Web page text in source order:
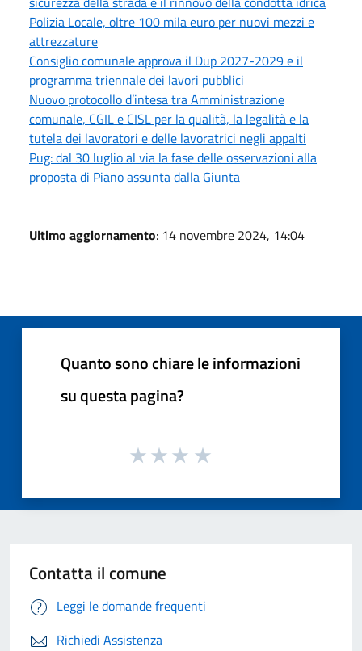
Polizia Locale, oltre 100 mila euro per nuovi mezzi e
attrezzature
Consiglio comunale approva il Dup 2027-2029 e il
programma triennale dei lavori pubblici
Nuovo protocollo d’intesa tra Amministrazione
comunale, CGIL e CISL per la qualità, la legalità e la
tutela dei lavoratori e delle lavoratrici negli appalti
Pug: dal 30 luglio al via la fase delle osservazioni alla
proposta di Piano assunta dalla Giunta
Ultimo aggiornamento: 14 novembre 2024, 14:04
Quanto sono chiare le informazioni
su questa pagina?
Contatta il comune
Leggi le domande frequenti
Richiedi Assistenza